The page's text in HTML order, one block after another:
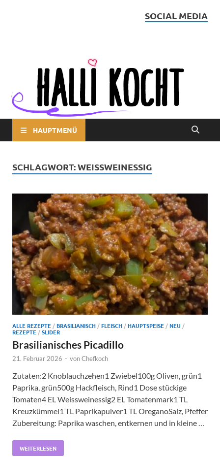
SOCIAL MEDIA
HAUPTMENÜ
SCHLAGWORT:WEISSWEINESSIG
ALLE REZEPTE /BRASILIANISCH /FLEISCH /HAUPTSPEISE /NEU /
REZEPTE /SLIDER
Brasilianisches Picadillo
21. Februar 2026 - vonChefkoch
Zutaten:2 Knoblauchzehen1 Zwiebel100g Oliven, grün1
Paprika, grün500g Hackfleisch, Rind1 Dose stückige
Tomaten4 EL Weissweinessig2 EL Tomatenmark1 TL
Kreuzkümmel1 TL Paprikapulver1 TL OreganoSalz, Pfeffer
Zubereitung: Paprika waschen, entkernen und in kleine …
WEITERLESEN